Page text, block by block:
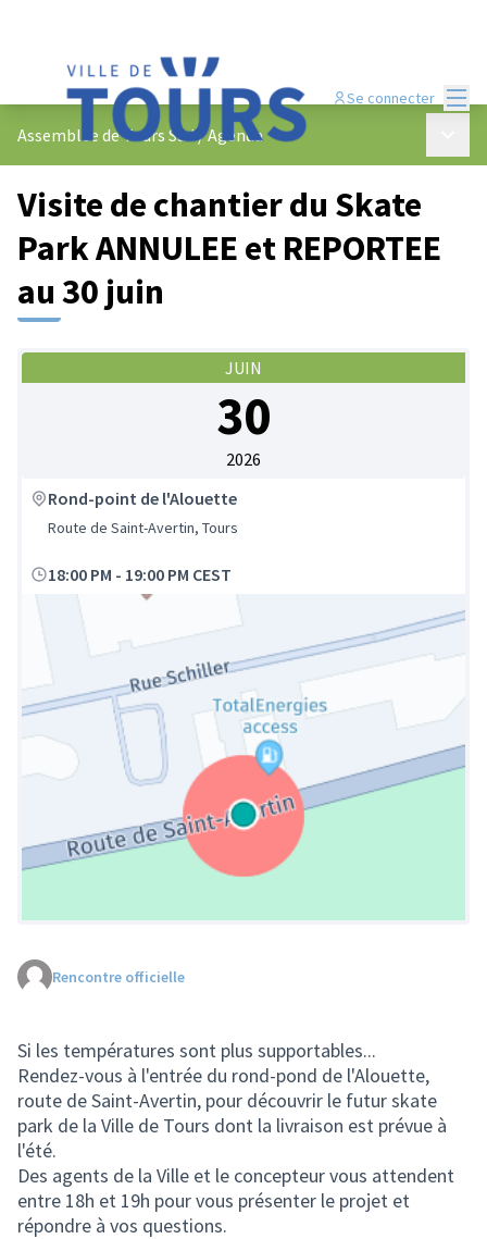
Se connecter
Assemblée de Tours Sud/Agenda
Visite de chantier du Skate
Park ANNULEE et REPORTEE
au 30 juin
JUIN
30
2026
Rond-point de l'Alouette
Route de Saint-Avertin, Tours
18:00 PM - 19:00 PM CEST
(Lien externe)
Rencontre officielle
Si les températures sont plus supportables...
Rendez-vous à l'entrée du rond-pond de l'Alouette,
route de Saint-Avertin, pour découvrir le futur skate
park de la Ville de Tours dont la livraison est prévue à
l'été.
Des agents de la Ville et le concepteur vous attendent
entre 18h et 19h pour vous présenter le projet et
répondre à vos questions.